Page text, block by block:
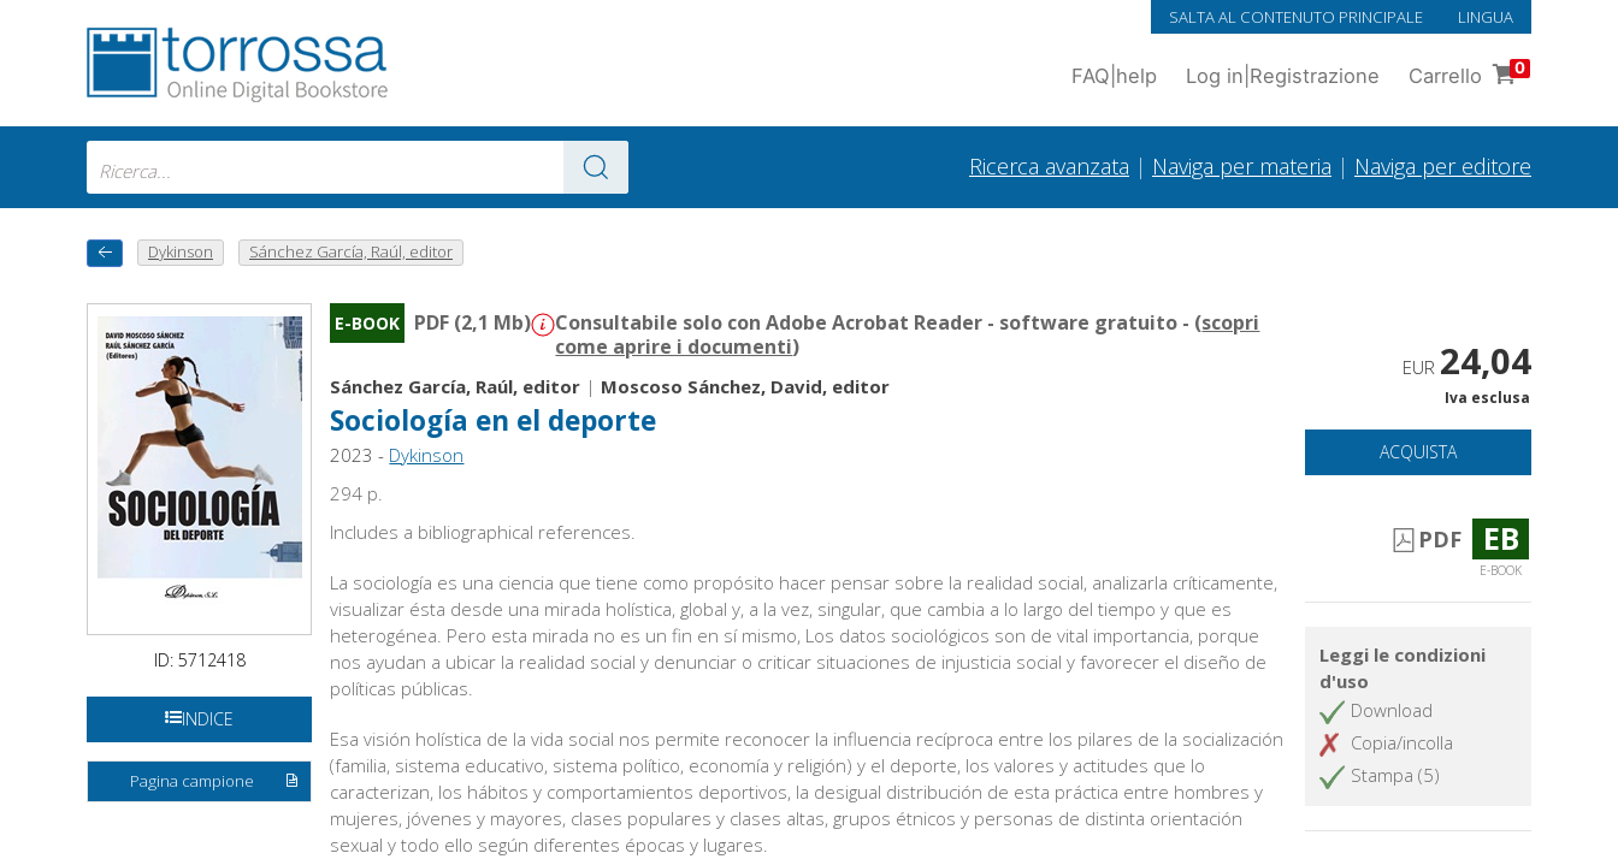
SALTA AL CONTENUTO PRINCIPALE LINGUA
FAQ help Log in Registrazione Carrello 0
Ricerca avanzata | Naviga per materia | Naviga per editore
Dykinson Sánchez García, Raúl, editor
ID: 5712418
INDICE
Pagina campione
E-BOOK PDF (2,1 Mb) Consultabile solo con Adobe Acrobat Reader - software gratuito - (scopri
come aprire i documenti)
Sánchez García, Raúl, editor | Moscoso Sánchez, David, editor
Sociología en el deporte
2023 - Dykinson
294 p.
Includes a bibliographical references.
La sociología es una ciencia que tiene como propósito hacer pensar sobre la realidad social, analizarla críticamente,
visualizar ésta desde una mirada holística, global y, a la vez, singular, que cambia a lo largo del tiempo y que es
heterogénea. Pero esta mirada no es un fin en sí mismo, Los datos sociológicos son de vital importancia, porque
nos ayudan a ubicar la realidad social y denunciar o criticar situaciones de injusticia social y favorecer el diseño de
políticas públicas.
Esa visión holística de la vida social nos permite reconocer la influencia recíproca entre los pilares de la socialización
(familia, sistema educativo, sistema político, economía y religión) y el deporte, los valores y actitudes que lo
caracterizan, los hábitos y comportamientos deportivos, la desigual distribución de esta práctica entre hombres y
mujeres, jóvenes y mayores, clases populares y clases altas, grupos étnicos y personas de distinta orientación
sexual y todo ello según diferentes épocas y lugares.
EUR 24,04
Iva esclusa
ACQUISTA
PDF EB
E-BOOK
Leggi le condizioni
d'uso
Download
Copia/incolla
Stampa (5)